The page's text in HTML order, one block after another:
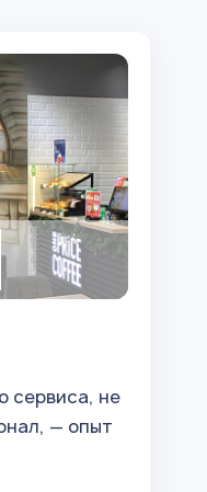
сервиса, не
— опыт